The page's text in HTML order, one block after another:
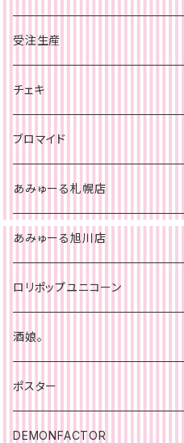
旭川店
チェキ
札幌店
チェキ
受注生産
チェキ
ブロマイド
あみゅーる札幌店
あみゅーる旭川店
ロリポップユニコーン
酒娘。
ポスター
DEMONFACTOR